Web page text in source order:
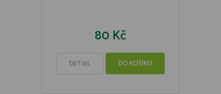
80 Kč
DETAIL DO KOŠÍKU